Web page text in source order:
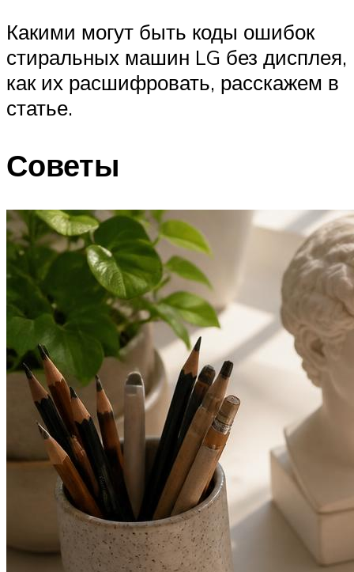
Какими могут быть коды ошибок
стиральных машин LG без дисплея,
как их расшифровать, расскажем в
статье.
Советы